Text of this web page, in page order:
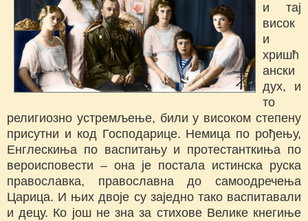
и тај
висок
и
хришћ
ански
дух, и
то
религиозно устремљење, били у високом степену
присутни и код Господарице. Немица по рођењу,
Енглескиња по васпитању и протестанткиња по
вероисповести – она је постала истинска руска
православка, православна до самоодречења
Царица. И њих двоје су заједно тако васпитавали
и децу. Ко још не зна за стихове Велике кнегиње